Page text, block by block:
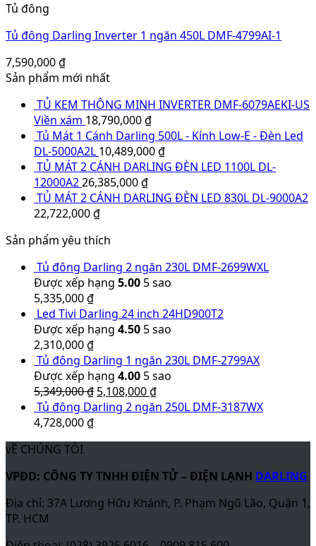
Tủ đông
Tủ đông Darling Inverter 1 ngăn 450L DMF-4799AI-1
7,590,000₫
Sản phẩm mới nhất
TỦ KEM THÔNG MINH INVERTER DMF-6079AEKI-US
Viền xám 18,790,000₫
Tủ Mát 1 Cánh Darling 500L - Kính Low-E - Đèn Led
DL-5000A2L 10,489,000₫
TỦ MÁT 2 CÁNH DARLING ĐÈN LED 1100L DL-
12000A226,385,000₫
TỦ MÁT 2 CÁNH DARLING ĐÈN LED 830L DL-9000A2
22,722,000₫
Sản phẩm yêu thích
Tủ đông Darling 2 ngăn 230L DMF-2699WXL
Được xếp hạng 5.00 5 sao
5,335,000₫
Led Tivi Darling 24 inch 24HD900T2
Được xếp hạng 4.50 5 sao
2,310,000₫
Tủ đông Darling 1 ngăn 230L DMF-2799AX
Được xếp hạng 4.00 5 sao
5,349,000₫ 5,108,000₫
Tủ đông Darling 2 ngăn 250L DMF-3187WX
4,728,000₫
vỀ CHÚNG TÔI
VPĐD: CÔNG TY TNHH ĐIỆN TỬ – ĐIỆN LẠNH DARLING
Địa chỉ: 37A Lương Hữu Khánh, P. Phạm Ngũ Lão, Quận 1,
TP. HCM